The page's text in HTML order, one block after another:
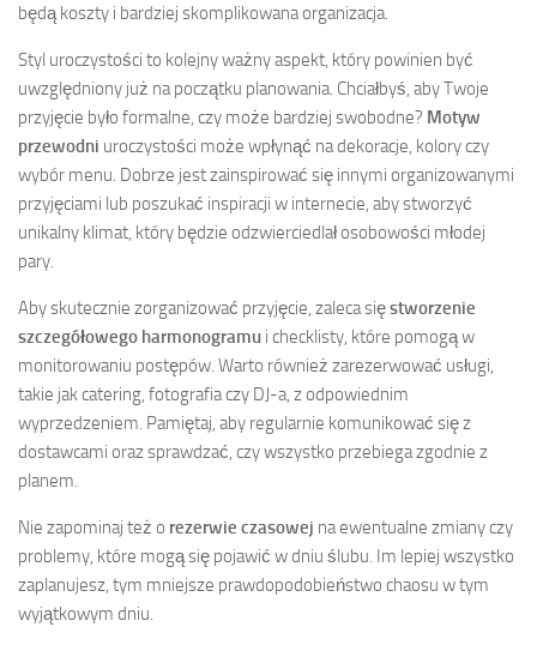
będą koszty i bardziej skomplikowana organizacja.
Styl uroczystości to kolejny ważny aspekt, który powinien być
uwzględniony już na początku planowania. Chciałbyś, aby Twoje
przyjęcie było formalne, czy może bardziej swobodne? Motyw
przewodni uroczystości może wpłynąć na dekoracje, kolory czy
wybór menu. Dobrze jest zainspirować się innymi organizowanymi
przyjęciami lub poszukać inspiracji w internecie, aby stworzyć
unikalny klimat, który będzie odzwierciedlał osobowości młodej
pary.
Aby skutecznie zorganizować przyjęcie, zaleca sięstworzenie
szczegółowego harmonogramu i checklisty, które pomogą w
monitorowaniu postępów. Warto również zarezerwować usługi,
takie jak catering, fotografia czy DJ-a, z odpowiednim
wyprzedzeniem. Pamiętaj, aby regularnie komunikować się z
dostawcami oraz sprawdzać, czy wszystko przebiega zgodnie z
planem.
Nie zapominaj też o rezerwie czasowej na ewentualne zmiany czy
problemy, które mogą się pojawić w dniu ślubu. Im lepiej wszystko
zaplanujesz, tym mniejsze prawdopodobieństwo chaosu w tym
wyjątkowym dniu.